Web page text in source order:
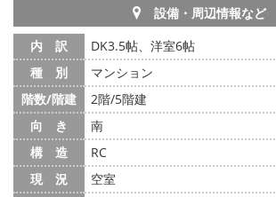
設備・周辺情報など
内 訳
DK3.5帖、洋室6帖
種 別
マンション
階数/階建
2階/5階建
向 き
南
構 造
RC
現 況
空室